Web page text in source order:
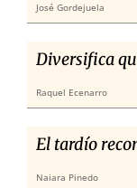
José Gordejuela
Diversifica
Raquel Ecenarro
El tardío
Naiara Pinedo